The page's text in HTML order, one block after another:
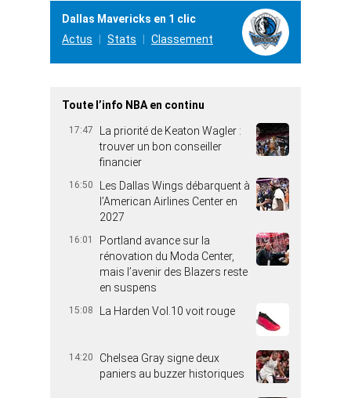
Dallas Mavericks en 1 clic
Actus
Stats Classement
Toute l’info NBA en continu
17:47
La priorité de Keaton Wagler :
trouver un bon conseiller
financier
16:50
Les Dallas Wings débarquent à
l’American Airlines Center en
2027
16:01
Portland avance sur la
rénovation du Moda Center,
mais l’avenir des Blazers reste
en suspens
15:08 La Harden Vol.10 voit rouge
14:20
Chelsea Gray signe deux
paniers au buzzer historiques